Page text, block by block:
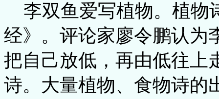
李双鱼爱写植物。植物
经》。评论家廖令鹏认为
把自己放低，再由低往上
诗。大量植物、食物诗的